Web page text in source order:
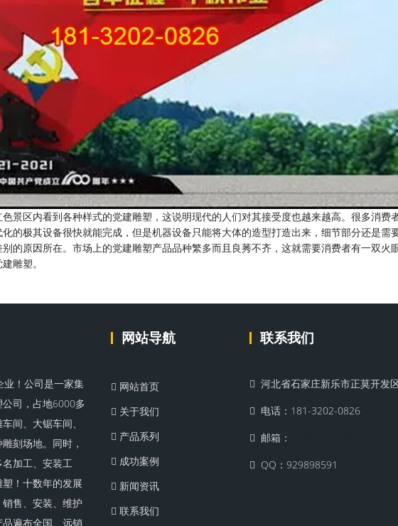
景区内看到各种样式的党建雕塑，这说明现代的人们对其接受度也越来越高。很多消费
的极其设备很快就能完成，但是机器设备只能将大体的造型打造出来，细节部分还是需
的原因所在。市场上的党建雕塑产品品种繁多而且良莠不齐，这就需要消费者有一双火
雕塑。
业！公司是一家集
司，占地6000多
间、大锯车间、
刻场地。同时，
加工、安装工
！十数年的发展
售、安装、维护
遍布全国、远销
网站导航
网站首页
关于我们
产品系列
成功案例
新闻资讯
联系我们
联系我们
河北省石家庄新乐市正莫开发
电话：181-3202-0826
邮箱：
QQ：929898591